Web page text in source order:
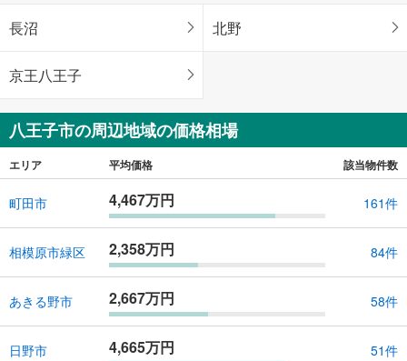
長沼 北野
京王八王子
八王子市の周辺地域の価格相場
エリア 平均価格 該当物件数
町田市 4,467万円 161件
相模原市緑区 2,358万円 84件
あきる野市 2,667万円 58件
日野市 4,665万円 51件